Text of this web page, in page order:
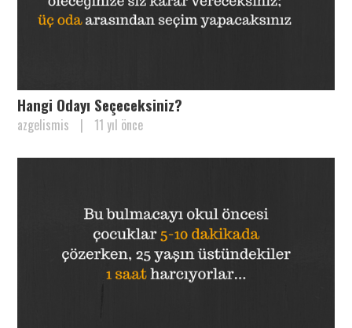
Hangi Odayı Seçeceksiniz?
azgelismis | 11 yıl önce